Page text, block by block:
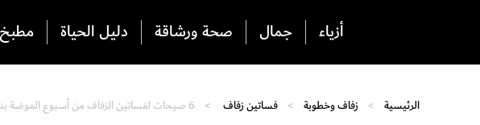
أزياء جمال صحة ورشاقة دليل الحياة
الرئيسية زفاف وخطوبة فساتين زفاف 6 صيحات لفساتين الزفاف من أسبوع الموضة بنيويورك 2024